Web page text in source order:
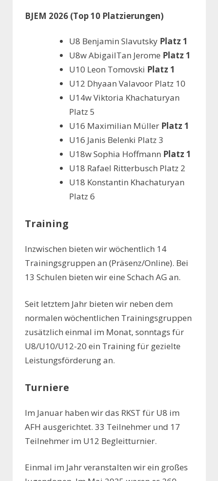
BJEM 2026 (Top 10 Platzierungen)
U8​ Benjamin Slavutsky​ ​ Platz 1
U8w​ Abigail​Tan Jerome​ ​ Platz 1
U10​ Leon Tomovski​ Platz 1
U12​ Dhyaan Valavoor​ Platz 10
U14w​ Viktoria Khachaturyan​​
Platz 5
U16​ Maximilian Müller​ Platz 1
U16 Janis Belenki​ ​Platz 3
U18w​ Sophia Hoffmann​ Platz 1
U18​ Rafael Ritterbusch​ ​Platz 2
U18 Konstantin Khachaturyan​
Platz 6
Training
Inzwischen bieten wir wöchentlich 14
Trainingsgruppen an (Präsenz/Online). Bei
13 Schulen bieten wir eine Schach AG an.
Seit letztem Jahr bieten wir neben dem
normalen wöchentlichen Trainingsgruppen
zusätzlich einmal im Monat, sonntags für
U8/U10/U12-20 ein Training für gezielte
Leistungsförderung an.
Turniere
Im Januar haben wir das RKST für U8 im
AFH ausgerichtet. 33 Teilnehmer und 17
Teilnehmer im U12 Begleitturnier.
Einmal im Jahr veranstalten wir ein großes